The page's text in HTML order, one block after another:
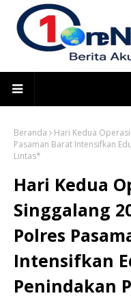
Beranda
Hari Kedua
Pasaman Barat Intensifkan
Lintas*
Hari Kedua
Singgalang
Polres
Intensifkan
Penindakan